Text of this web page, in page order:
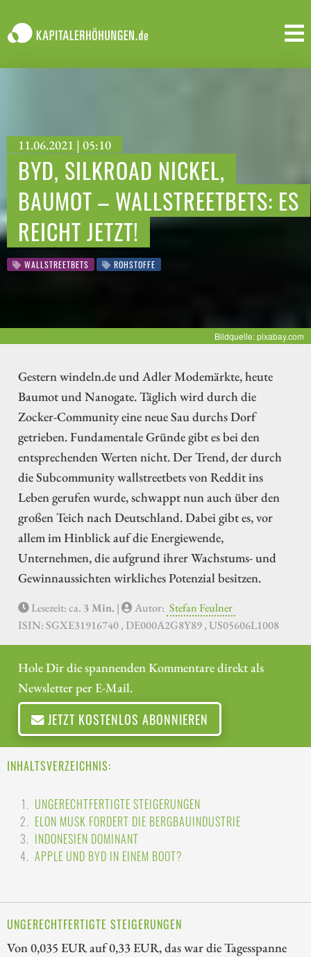
11.06.2021 | 05:10
BYD, SILKROAD NICKEL,
BAUMOT – WALLSTREETBETS: ES
REICHT JETZT!
WALLSTREETBETS ROHSTOFFE
Bildquelle: pixabay.com
Gestern windeln.de und Adler Modemärkte, heute
Baumot und Nanogate. Täglich wird durch die
Zocker-Community eine neue Sau durchs Dorf
getrieben. Fundamentale Gründe gibt es bei den
entsprechenden Werten nicht. Der Trend, der durch
die Subcommunity wallstreetbets von Reddit ins
Leben gerufen wurde, schwappt nun auch über den
großen Teich nach Deutschland. Dabei gibt es, vor
allem im Hinblick auf die Energiewende,
Unternehmen, die aufgrund ihrer Wachstums- und
Gewinnaussichten wirkliches Potenzial besitzen.
Lesezeit: ca. 3 Min. | Autor: Stefan Feulner
ISIN: SGXE31916740 , DE000A2G8Y89 , US05606L1008
Hole Dir die spannenden Kommentare direkt als
Newsletter per E-Mail.
JETZT KOSTENLOS ABONNIEREN
INHALTSVERZEICHNIS:
UNGERECHTFERTIGTE STEIGERUNGEN
ELON MUSK FORDERT DIE BERGBAUINDUSTRIE
INDONESIEN DOMINANT
APPLE UND BYD IN EINEM BOOT?
UNGERECHTFERTIGTE STEIGERUNGEN
Von 0,035 EUR auf 0,33 EUR, das war die Tagesspanne